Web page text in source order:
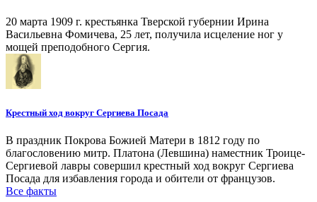
20 марта 1909 г. крестьянка Тверской губернии Ирина
Васильевна Фомичева, 25 лет, получила исцеление ног у
мощей преподобного Сергия.
Крестный ход вокруг Сергиева Посада
В праздник Покрова Божией Матери в 1812 году по
благословению митр. Платона (Левшина) наместник Троице-
Сергиевой лавры совершил крестный ход вокруг Сергиева
Посада для избавления города и обители от французов.
Все факты